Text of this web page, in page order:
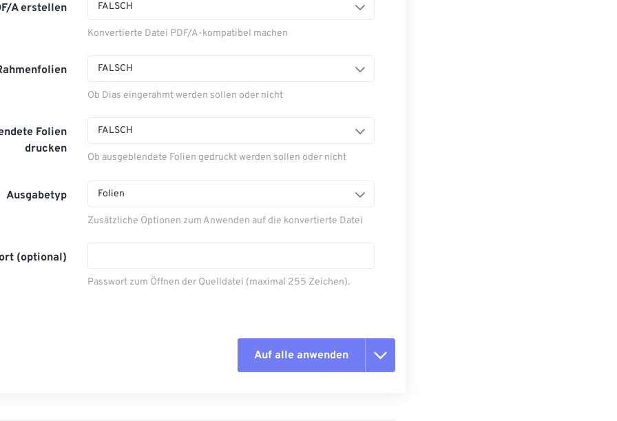
A erstellen FALSCH
Konvertierte Datei PDF/A-kompatibel machen
FALSCH
Ob Dias eingerahmt werden sollen oder nicht
Folien
drucken
FALSCH
Ob ausgeblendete Folien gedruckt werden sollen oder nicht
Ausgabetyp Folien
Zusätzliche Optionen zum Anwenden auf die konvertierte Datei
(optional)
Passwort zum Öffnen der Quelldatei (maximal 255 Zeichen).
Auf alle anwenden